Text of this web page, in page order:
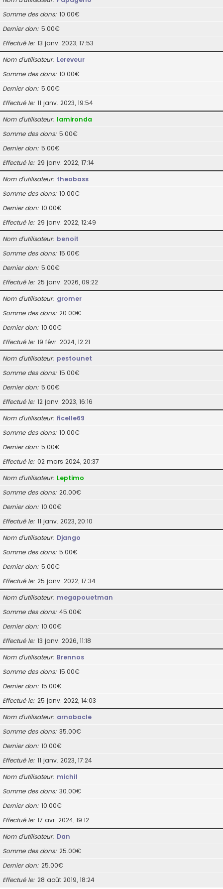
Somme des dons 10.00€
Dernier don 5.00€
Effectué le 13 janv. 2023, 17:53
Nom d’utilisateur Lereveur
Somme des dons 10.00€
Dernier don 5.00€
Effectué le 11 janv. 2023, 19:54
Nom d’utilisateur lamironda
Somme des dons 5.00€
Dernier don 5.00€
Effectué le 29 janv. 2022, 17:14
Nom d’utilisateur theobass
Somme des dons 10.00€
Dernier don 10.00€
Effectué le 29 janv. 2022, 12:49
Nom d’utilisateur benoit
Somme des dons 15.00€
Dernier don 5.00€
Effectué le 25 janv. 2026, 09:22
Nom d’utilisateur gromer
Somme des dons 20.00€
Dernier don 10.00€
Effectué le 19 févr. 2024, 12:21
Nom d’utilisateur pestounet
Somme des dons 15.00€
Dernier don 5.00€
Effectué le 12 janv. 2023, 16:16
Nom d’utilisateur ficelle69
Somme des dons 10.00€
Dernier don 5.00€
Effectué le 02 mars 2024, 20:37
Nom d’utilisateur Leptimo
Somme des dons 20.00€
Dernier don 10.00€
Effectué le 11 janv. 2023, 20:10
Nom d’utilisateur Django
Somme des dons 5.00€
Dernier don 5.00€
Effectué le 25 janv. 2022, 17:34
Nom d’utilisateur megapouetman
Somme des dons 45.00€
Dernier don 10.00€
Effectué le 13 janv. 2026, 11:18
Nom d’utilisateur Brennos
Somme des dons 15.00€
Dernier don 15.00€
Effectué le 25 janv. 2022, 14:03
Nom d’utilisateur arnobacle
Somme des dons 35.00€
Dernier don 10.00€
Effectué le 11 janv. 2023, 17:24
Nom d’utilisateur michif
Somme des dons 30.00€
Dernier don 10.00€
Effectué le 17 avr. 2024, 19:12
Nom d’utilisateur Dan
Somme des dons 25.00€
Dernier don 25.00€
Effectué le 28 août 2019, 18:24